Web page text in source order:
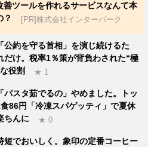
善ツールを作れるサービスなんて本
？
[PR]株式会社インターパーク
公約を守る首相」を演じ続けるた
だけ。税率1％策が背負わされた“極
役割
★ 1
パスタ茹でるの」やめました。トッ
86円「冷凍スパゲッティ」で夏休
ちんに
★ 0
短でおいしく。象印の定番コーヒー